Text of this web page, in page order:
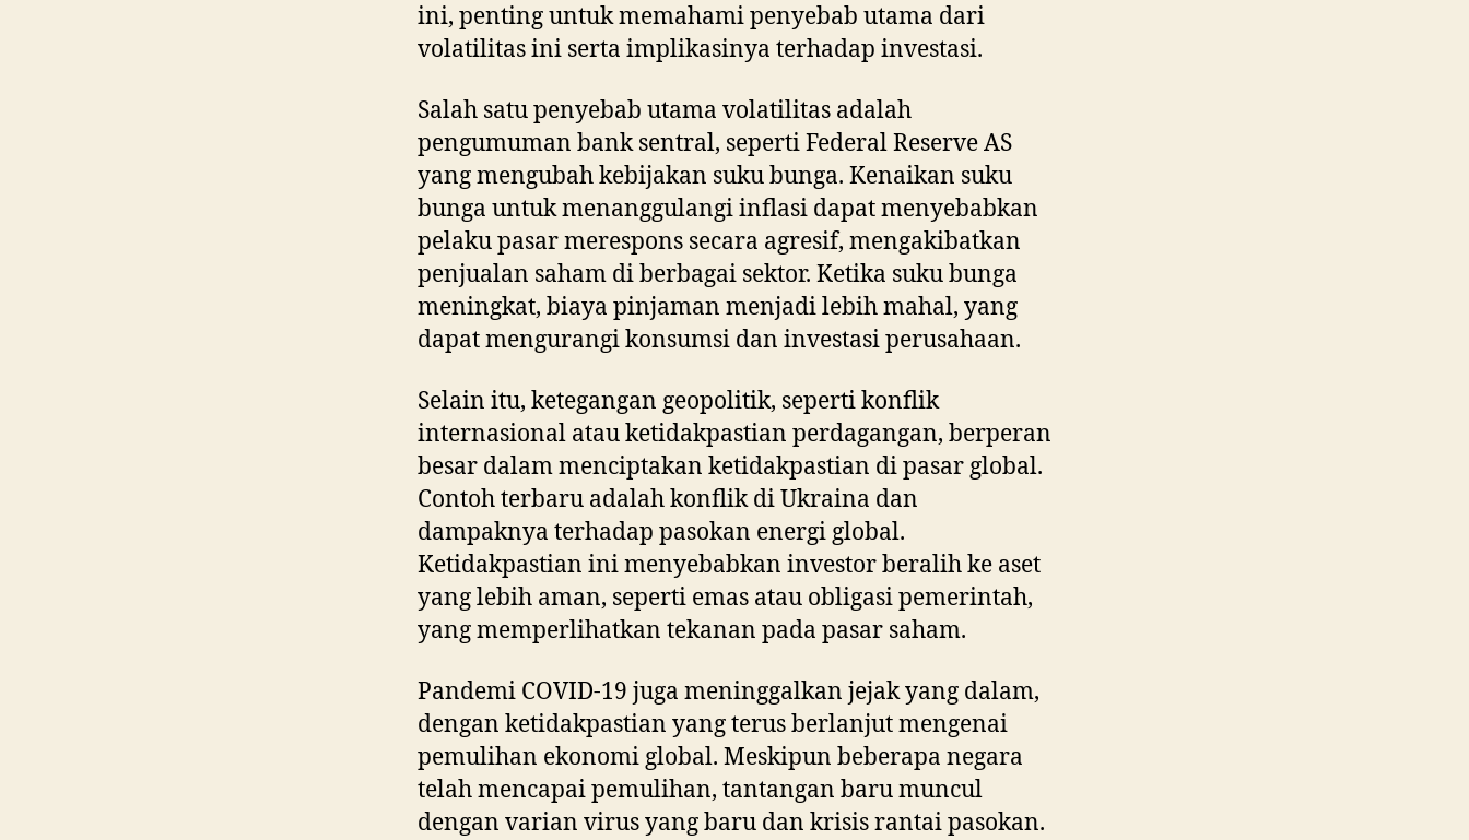
ini, penting untuk memahami penyebab utama dari
volatilitas ini serta implikasinya terhadap investasi.
Salah satu penyebab utama volatilitas adalah
pengumuman bank sentral, seperti Federal Reserve AS
yang mengubah kebijakan suku bunga. Kenaikan suku
bunga untuk menanggulangi inflasi dapat menyebabkan
pelaku pasar merespons secara agresif, mengakibatkan
penjualan saham di berbagai sektor. Ketika suku bunga
meningkat, biaya pinjaman menjadi lebih mahal, yang
dapat mengurangi konsumsi dan investasi perusahaan.
Selain itu, ketegangan geopolitik, seperti konflik
internasional atau ketidakpastian perdagangan, berperan
besar dalam menciptakan ketidakpastian di pasar global.
Contoh terbaru adalah konflik di Ukraina dan
dampaknya terhadap pasokan energi global.
Ketidakpastian ini menyebabkan investor beralih ke aset
yang lebih aman, seperti emas atau obligasi pemerintah,
yang memperlihatkan tekanan pada pasar saham.
Pandemi COVID-19 juga meninggalkan jejak yang dalam,
dengan ketidakpastian yang terus berlanjut mengenai
pemulihan ekonomi global. Meskipun beberapa negara
telah mencapai pemulihan, tantangan baru muncul
dengan varian virus yang baru dan krisis rantai pasokan.